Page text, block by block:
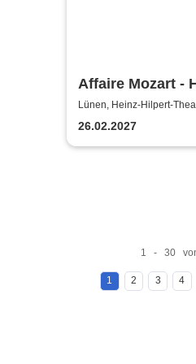
Affaire Mozart -
Theater
Lünen, Heinz-Hilpert-
26.02.2027
1 - 30
1 2 3 4